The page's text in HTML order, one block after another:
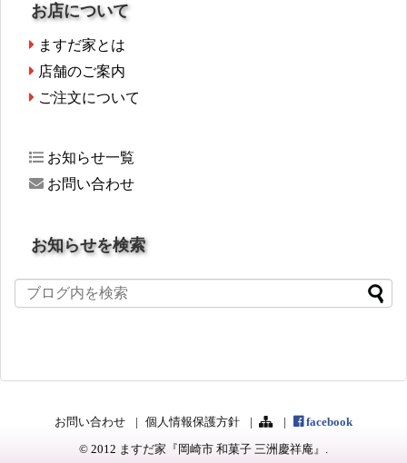
お店について
ますだ家とは
店舗のご案内
ご注文について
お知らせ一覧
お問い合わせ
お知らせを検索
お問い合わせ 個人情報保護方針 facebook
© 2012 ますだ家『岡崎市 和菓子 三洲慶祥庵』 .